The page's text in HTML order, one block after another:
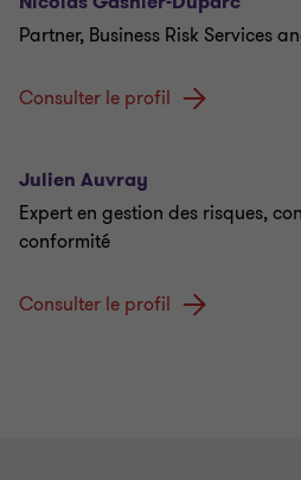
Partner, Business Risk Services
Consulter le profil
Julien Auvray
Expert en gestion des risques,
conformité
Consulter le profil